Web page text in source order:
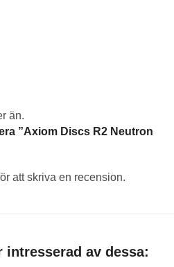
än.
”Axiom Discs R2 Neutron
att skriva en recension.
intresserad av dessa: